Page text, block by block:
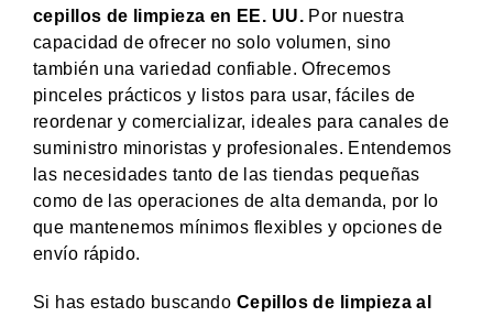
cepillos de limpieza en EE. UU. Por nuestra
capacidad de ofrecer no solo volumen, sino
también una variedad confiable. Ofrecemos
pinceles prácticos y listos para usar, fáciles de
reordenar y comercializar, ideales para canales de
suministro minoristas y profesionales. Entendemos
las necesidades tanto de las tiendas pequeñas
como de las operaciones de alta demanda, por lo
que mantenemos mínimos flexibles y opciones de
envío rápido.
Si has estado buscando Cepillos de limpieza al